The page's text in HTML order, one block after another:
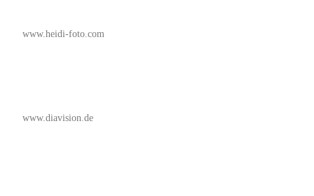
www.heidi-foto.com
www.diavision.de